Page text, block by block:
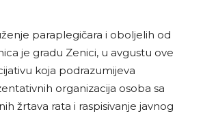
paraplegičara i oboljelih od
je gradu Zenici, u avgustu ove
koja podrazumijeva
organizacija osoba sa
žrtava rata i raspisivanje javnog